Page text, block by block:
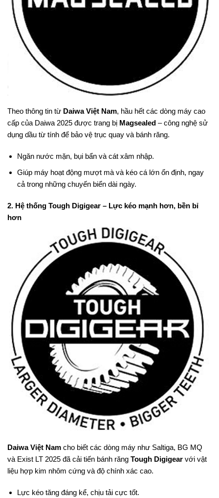
Theo thông tin từ Daiwa Việt Nam, hầu hết các dòng máy cao
cấp của Daiwa 2025 được trang bị Magsealed – công nghệ sử
dụng dầu từ tính để bảo vệ trục quay và bánh răng.
Ngăn nước mặn, bụi bẩn và cát xâm nhập.
Giúp máy hoạt động mượt mà và kéo cá lớn ổn định, ngay
cả trong những chuyến biển dài ngày.
2. Hệ thống Tough Digigear – Lực kéo mạnh hơn, bền bỉ
hơn
Daiwa Việt Nam cho biết các dòng máy như Saltiga, BG MQ
và Exist LT 2025 đã cải tiến bánh răng Tough Digigear với vật
liệu hợp kim nhôm cứng và độ chính xác cao.
Lực kéo tăng đáng kể, chịu tải cực tốt.